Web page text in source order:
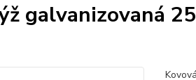
galvanizovaná